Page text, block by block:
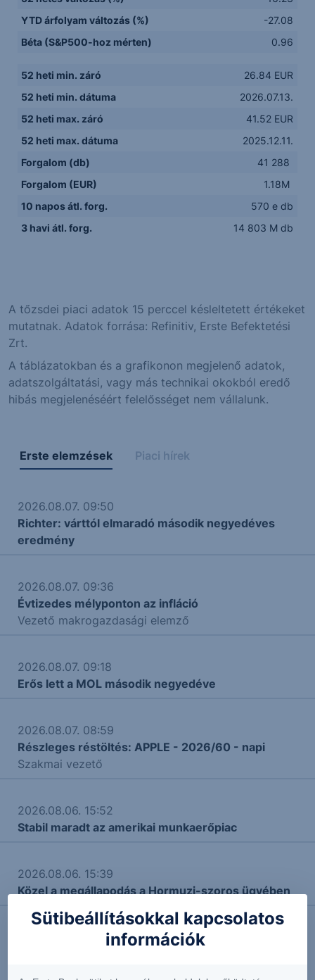
YTD árfolyam változás (%)
-27.08
Béta (S&P500-hoz mérten)
0.96
52 heti min. záró
26.84 EUR
52 heti min. dátuma
2026.07.13.
52 heti max. záró
41.52 EUR
52 heti max. dátuma
2025.12.11.
Forgalom (db)
41 288
Forgalom (EUR)
1.18M
10 napos átl. forg.
570 e db
3 havi átl. forg.
14 803 M db
A tőzsdei piaci adatok 15 perccel késleltetett értékeket
mutatnak. Adatok forrása: Refinitiv, Erste Befektetési
Zrt.
A táblázatokban és a grafikonon megjelenő adatok,
adatszolgáltatási, vagy más technikai okokból eredő
hibás megjelenéséért felelősséget nem vállalunk.
Erste elemzések Piaci hírek
2026.08.07. 09:50
Richter: várttól elmaradó második negyedéves
eredmény
2026.08.07. 09:36
Évtizedes mélyponton az infláció
Vezető makrogazdasági elemző
2026.08.07. 09:18
Erős lett a MOL második negyedéve
2026.08.07. 08:59
Részleges réstöltés: APPLE - 2026/60 - napi
Szakmai vezető
2026.08.06. 15:52
Stabil maradt az amerikai munkaerőpiac
2026.08.06. 15:39
Közel a megállapodás a Hormuzi-szoros ügyében
2026.08.06. 11:39
Sütibeállításokkal kapcsolatos
információk